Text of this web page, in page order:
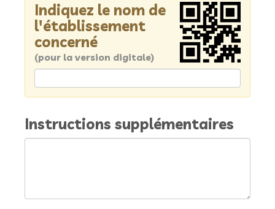
Indiquez le nom de
l'établissement
concerné
(pour la version digitale)
Instructions supplémentaires